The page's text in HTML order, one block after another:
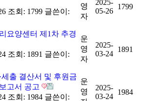
조회: 1799 글쓴이:
영
자
2025-
05-26
1799
요양센터 제1차 추경
조회: 1891 글쓴이:
운
영
자
2025-
03-24
1891
세출 결산서 및 후원금
고서 공고
조회: 1984 글쓴이:
운
영
2025-
03-24
1984